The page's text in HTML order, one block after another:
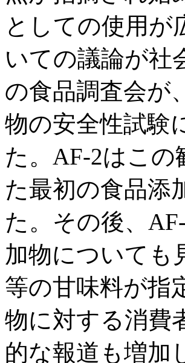
としての使用が
いての議論が社
の食品調査会が
物の安全性試験
た。AF-2はこ
た最初の食品添
た。その後、
加物についても
等の甘味料が指
物に対する消費
的な報道も増加